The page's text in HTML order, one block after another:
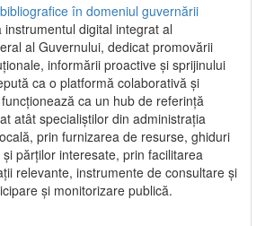
în domeniul guvernării
instrumentul digital integrat al
al Guvernului, dedicat promovării
informării proactive și sprijinului
ca o platformă colaborativă și
ca un hub de referință
atât specialiștilor din administrația
prin furnizarea de resurse, ghiduri
părților interesate, prin facilitarea
relevante, instrumente de consultare și
și monitorizare publică.